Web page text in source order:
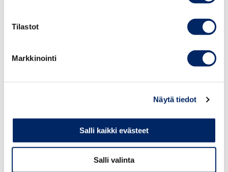
Tilastot
Markkinointi
Näytä tiedot
Salli kaikki evästeet
Salli valinta
19.03.2026
KATSAUS, NAISJOHTAJAKATSAUS
KATSAUS, NAISJOHTAJAKATSAUS